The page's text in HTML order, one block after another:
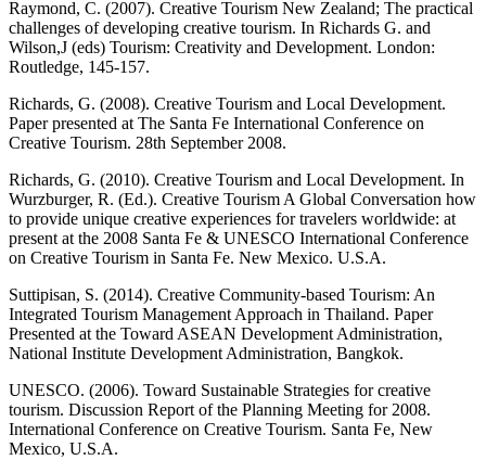
Raymond, C. (2007). Creative Tourism New Zealand; The practical
challenges of developing creative tourism. In Richards G. and
Wilson,J (eds) Tourism: Creativity and Development. London:
Routledge, 145-157.
Richards, G. (2008). Creative Tourism and Local Development.
Paper presented at The Santa Fe International Conference on
Creative Tourism. 28th September 2008.
Richards, G. (2010). Creative Tourism and Local Development. In
Wurzburger, R. (Ed.). Creative Tourism A Global Conversation how
to provide unique creative experiences for travelers worldwide: at
present at the 2008 Santa Fe & UNESCO International Conference
on Creative Tourism in Santa Fe. New Mexico. U.S.A.
Suttipisan, S. (2014). Creative Community-based Tourism: An
Integrated Tourism Management Approach in Thailand. Paper
Presented at the Toward ASEAN Development Administration,
National Institute Development Administration, Bangkok.
UNESCO. (2006). Toward Sustainable Strategies for creative
tourism. Discussion Report of the Planning Meeting for 2008.
International Conference on Creative Tourism. Santa Fe, New
Mexico, U.S.A.